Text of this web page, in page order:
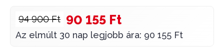
94 900 Ft 90 155 Ft
Az elmúlt 30 nap legjobb ára: 90 155 Ft